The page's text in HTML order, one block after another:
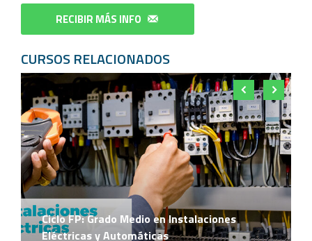
RECIBIR MÁS INFO
CURSOS RELACIONADOS
Ciclo FP: Grado Medio en Instalaciones
Eléctricas y Automáticas